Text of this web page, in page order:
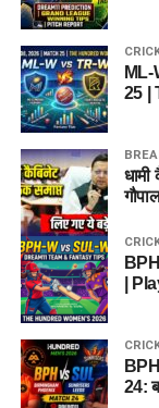
25 |
|
24: